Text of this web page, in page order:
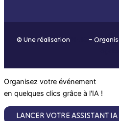
© Une réalisation –
Organisez votre événement
en quelques clics grâce à l'IA !
LANCER VOTRE ASSISTANT IA